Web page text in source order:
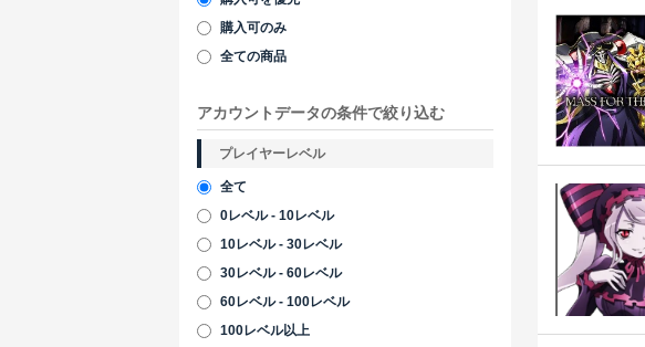
購入可のみ
全ての商品
アカウントデータの条件で絞り込む
プレイヤーレベル
全て
0レベル - 10レベル
10レベル - 30レベル
30レベル - 60レベル
60レベル - 100レベル
100レベル以上